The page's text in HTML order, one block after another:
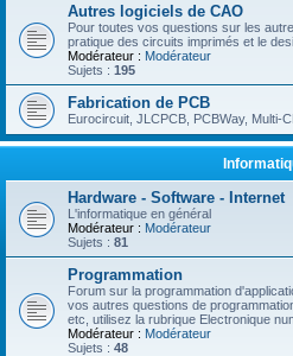
Autres logiciels de CAO
Pour toutes vos questions sur les
pratique des circuits imprimés et le
Modérateur : Modérateur
Sujets : 195
Fabrication de PCB
Eurocircuit, JLCPCB, PCBWay, Multi-
Hardware - Software - Internet
L'informatique en général
Modérateur : Modérateur
Sujets : 81
Programmation
Forum sur la programmation
vos autres questions de
etc, utilisez la rubrique Electronique
Modérateur : Modérateur
Sujets : 48